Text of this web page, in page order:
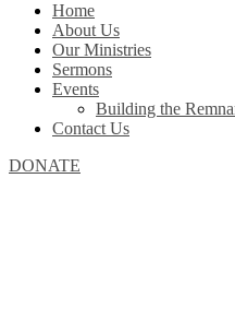
Home
About Us
Our Ministries
Sermons
Events
Building the
Contact Us
DONATE